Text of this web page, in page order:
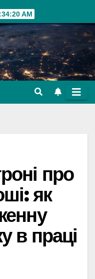
AM
про
як
в праці